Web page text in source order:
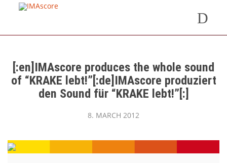
[:en]IMAscore produces the whole sound
of “KRAKE lebt!”[:de]IMAscore produziert
den Sound für “KRAKE lebt!”[:]
8. MARCH 2012